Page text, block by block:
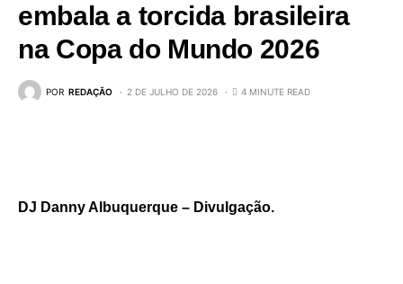
embala a torcida brasileira
na Copa do Mundo 2026
POR REDAÇÃO 2 DE JULHO DE 2026 4 MINUTE READ
DJ Danny Albuquerque – Divulgação.